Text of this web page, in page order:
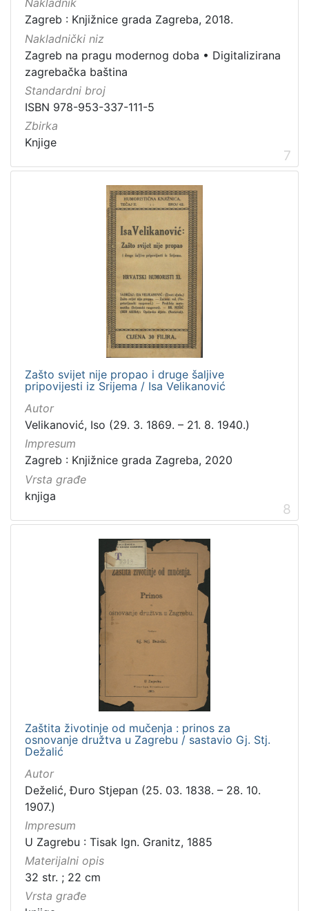
Nakladnik
Zagreb : Knjižnice grada Zagreba, 2018.
Nakladnički niz
Zagreb na pragu modernog doba • Digitalizirana
zagrebačka baština
Standardni broj
ISBN 978-953-337-111-5
Zbirka
Knjige
7
Zašto svijet nije propao i druge šaljive
pripovijesti iz Srijema / Isa Velikanović
Autor
Velikanović, Iso (29. 3. 1869. – 21. 8. 1940.)
Impresum
Zagreb : Knjižnice grada Zagreba, 2020
Vrsta građe
knjiga
8
Zaštita životinje od mučenja : prinos za
osnovanje družtva u Zagrebu / sastavio Gj. Stj.
Dežalić
Autor
Deželić, Đuro Stjepan (25. 03. 1838. – 28. 10.
1907.)
Impresum
U Zagrebu : Tisak Ign. Granitz, 1885
Materijalni opis
32 str. ; 22 cm
Vrsta građe